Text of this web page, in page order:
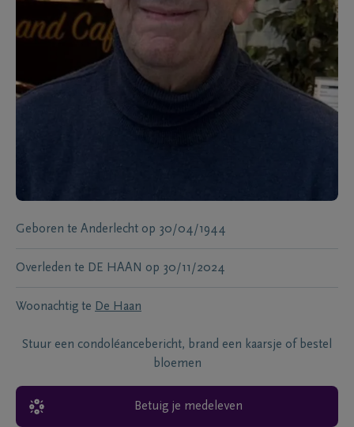
Geboren te Anderlecht op 30/04/1944
Overleden te DE HAAN op 30/11/2024
Woonachtig te De Haan
Stuur een condoléancebericht, brand een kaarsje of bestel
bloemen
Betuig je medeleven